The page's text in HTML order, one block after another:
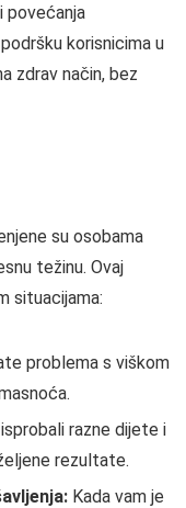
povećanja
korisnicima u
zdrav način, bez
su osobama
težinu. Ovaj
situacijama:
problema s viškom
razne dijete i
rezultate.
Kada vam je